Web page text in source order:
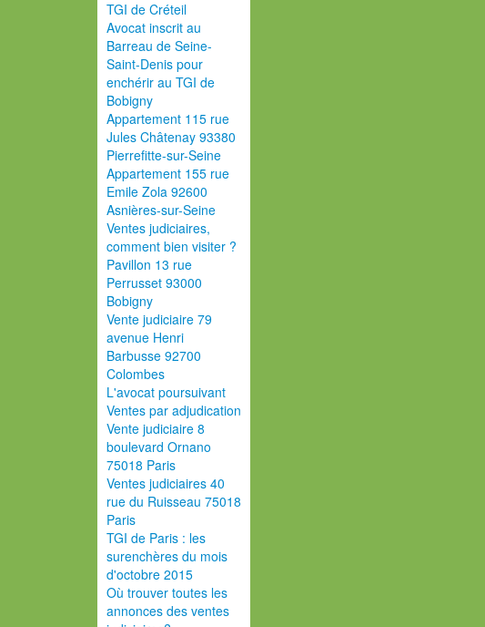
TGI de Créteil
Avocat inscrit au
Barreau de Seine-
Saint-Denis pour
enchérir au TGI de
Bobigny
Appartement 115 rue
Jules Châtenay 93380
Pierrefitte-sur-Seine
Appartement 155 rue
Emile Zola 92600
Asnières-sur-Seine
Ventes judiciaires,
comment bien visiter ?
Pavillon 13 rue
Perrusset 93000
Bobigny
Vente judiciaire 79
avenue Henri
Barbusse 92700
Colombes
L'avocat poursuivant
Ventes par adjudication
Vente judiciaire 8
boulevard Ornano
75018 Paris
Ventes judiciaires 40
rue du Ruisseau 75018
Paris
TGI de Paris : les
surenchères du mois
d'octobre 2015
Où trouver toutes les
annonces des ventes